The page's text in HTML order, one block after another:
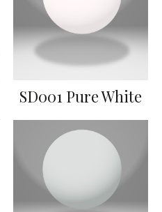
SD001 Pure White